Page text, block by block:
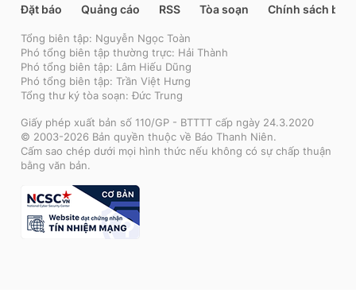
Đặt báo Quảng cáo RSS Tòa soạn Chính sách bảo
Tổng biên tập: Nguyễn Ngọc Toàn
Phó tổng biên tập thường trực: Hải Thành
Phó tổng biên tập: Lâm Hiếu Dũng
Phó tổng biên tập: Trần Việt Hưng
Tổng thư ký tòa soạn: Đức Trung
Giấy phép xuất bản số 110/GP - BTTTT cấp ngày 24.3.2020
© 2003-2026 Bản quyền thuộc về Báo Thanh Niên.
Cấm sao chép dưới mọi hình thức nếu không có sự chấp thuận
bằng văn bản.